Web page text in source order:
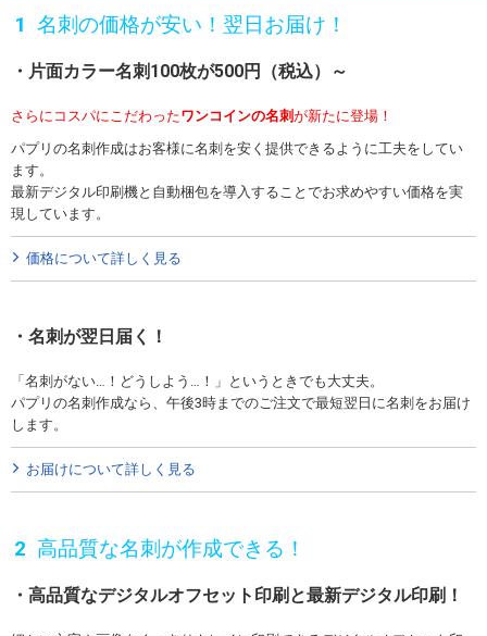
名刺の価格が安い！翌日お届け！
片面カラー名刺100枚が500円（税込）～
さらにコスパにこだわったワンコインの名刺が新たに登場！
パプリの名刺作成はお客様に名刺を安く提供できるように工夫をしてい
ます。
最新デジタル印刷機と自動梱包を導入することでお求めやすい価格を実
現しています。
価格について詳しく見る
名刺が翌日届く！
「名刺がない…！どうしよう…！」というときでも大丈夫。
パプリの名刺作成なら、午後3時までのご注文で最短翌日に名刺をお届け
します。
お届けについて詳しく見る
高品質な名刺が作成できる！
高品質なデジタルオフセット印刷と最新デジタル印刷！